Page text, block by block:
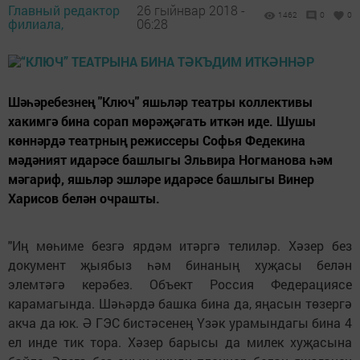
Главный редактор
филиала,
26 гыйнвар 2018 -
06:28
1462 0 0
Шәһәребезнең "Ключ" яшьләр театры коллективы
хакимгә бина сорап мөрәҗәгать иткән иде. Шушы
көннәрдә театрның режиссеры Софья Федекина
мәдәният идарәсе башлыгы Эльвира Ногманова һәм
мәгариф, яшьләр эшләре идарәсе башлыгы Винер
Харисов белән очрашты.
"Иң мөһиме безгә ярдәм итәргә телиләр. Хәзер без
документ җыябыз һәм бинаның хуҗасы белән
элемтәгә керәбез. Объект Россия Федерациясе
карамагында. Шәһәрдә башка бина да, яңасын төзергә
акча да юк. Ә ГЭС бистәсенең Үзәк урамындагы бина 4
ел инде тик тора. Хәзер барысы да милек хуҗасына